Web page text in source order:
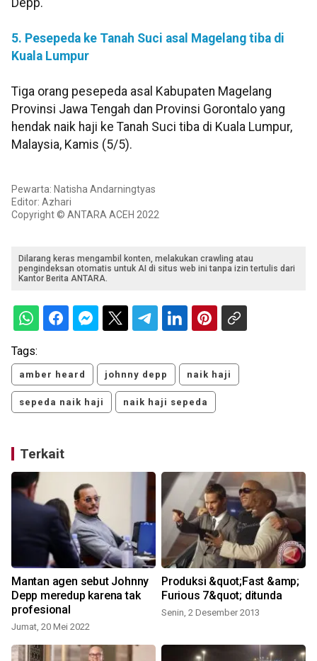
Depp.
5. Pesepeda ke Tanah Suci asal Magelang tiba di
Kuala Lumpur
Tiga orang pesepeda asal Kabupaten Magelang
Provinsi Jawa Tengah dan Provinsi Gorontalo yang
hendak naik haji ke Tanah Suci tiba di Kuala Lumpur,
Malaysia, Kamis (5/5).
Pewarta: Natisha Andarningtyas
Editor: Azhari
Copyright © ANTARA ACEH 2022
Dilarang keras mengambil konten, melakukan crawling atau
pengindeksan otomatis untuk AI di situs web ini tanpa izin tertulis dari
Kantor Berita ANTARA.
Tags:
amber heard johnny depp naik haji
sepeda naik haji naik haji sepeda
Terkait
Mantan agen sebut Johnny
Depp meredup karena tak
profesional
Jumat, 20 Mei 2022
Produksi &quot;Fast &amp;
Furious 7&quot; ditunda
Senin, 2 Desember 2013